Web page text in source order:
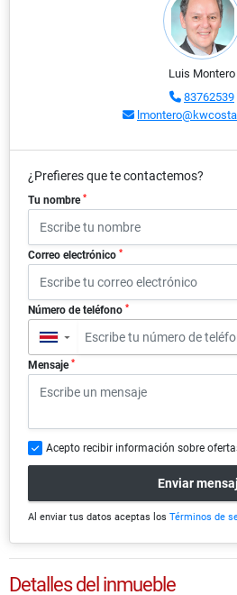
Luis Montero
83762539
¿Prefieres que te contactemos?
Tu nombre *
Correo electrónico *
Número de teléfono *
▼
Mensaje *
Acepto recibir información sobre
Enviar
Al enviar tus datos aceptas los Términos de
Detalles del inmueble